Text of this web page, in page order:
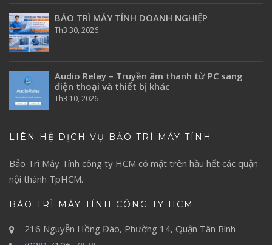
BẢO TRÌ MÁY TÍNH DOANH NGHIỆP
Th3 30, 2026
Audio Relay – Truyền âm thanh từ PC sang
điện thoại và thiết bị khác
Th3 10, 2026
LIÊN HỆ DỊCH VỤ BẢO TRÌ MÁY TÍNH
Bảo Trì Máy Tính công ty HCM có mặt trên hầu hết các quận
nội thành TpHCM.
BẢO TRÌ MÁY TÍNH CÔNG TY HCM
216 Nguyễn Hồng Đào, Phường 14, Quận Tân Bình